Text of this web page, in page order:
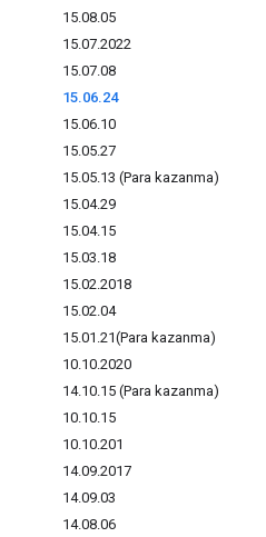
15.08.05
15.07.2022
15.07.08
15.06.24
15.06.10
15.05.27
15.05.13 (Para kazanma)
15.04.29
15.04.15
15.03.18
15.02.2018
15.02.04
15.01 .21(Para kazanma)
10.10.2020
14.10.15 (Para kazanma)
10.10.15
10.10.201
14.09.2017
14.09.03
14.08.06